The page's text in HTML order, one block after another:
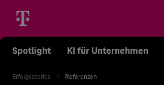
Spotlight KI für Unternehmen
Erfolgsstories Referenzen